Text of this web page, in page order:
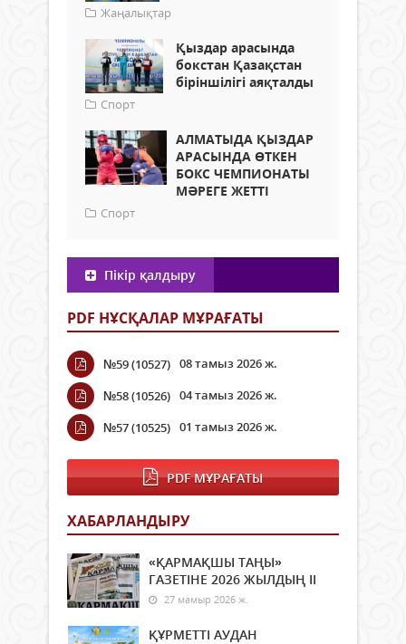
Жаңалықтар
Қыздар арасында
бокстан Қазақстан
біріншілігі аяқталды
Спорт
АЛМАТЫДА ҚЫЗДАР
АРАСЫНДА ӨТКЕН
БОКС ЧЕМПИОНАТЫ
МӘРЕГЕ ЖЕТТІ
Спорт
Пікір қалдыру
PDF НҰСҚАЛАР МҰРАҒАТЫ
№59 (10527) 08 тамыз 2026 ж.
№58 (10526) 04 тамыз 2026 ж.
№57 (10525) 01 тамыз 2026 ж.
PDF МҰРАҒАТЫ
ХАБАРЛАНДЫРУ
«ҚАРМАҚШЫ ТАҢЫ»
ГАЗЕТІНЕ 2026 ЖЫЛДЫҢ ІI
27 мамыр 2026 ж.
ҚҰРМЕТТІ АУДАН